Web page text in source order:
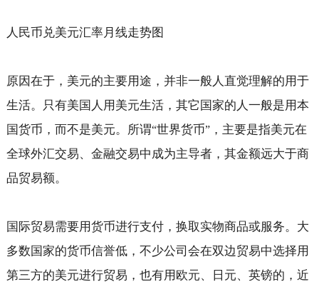
人民币兑美元汇率月线走势图
原因在于，美元的主要用途，并非一般人直觉理解的用于
生活。只有美国人用美元生活，其它国家的人一般是用本
国货币，而不是美元。所谓“世界货币”，主要是指美元在
全球外汇交易、金融交易中成为主导者，其金额远大于商
品贸易额。
国际贸易需要用货币进行支付，换取实物商品或服务。大
多数国家的货币信誉低，不少公司会在双边贸易中选择用
第三方的美元进行贸易，也有用欧元、日元、英镑的，近